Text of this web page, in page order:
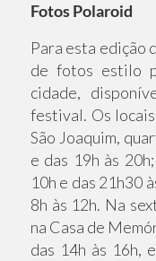
Fotos Polaroid
Para esta edição
de fotos estilo
cidade,
festival. Os
São Joaquim,
e das 19h às
10h e das 21h30
8h às 12h. Na
na Casa de
das 14h às 16h,